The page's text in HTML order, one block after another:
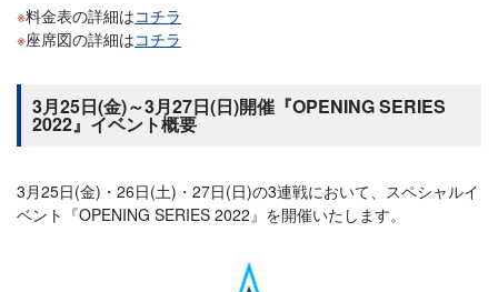
料金表の詳細はコチラ
座席図の詳細はコチラ
3月25日(金)～3月27日(日)開催『OPENING SERIES
2022』イベント概要
3月25日(金)・26日(土)・27日(日)の3連戦において、スペシャルイ
ベント『OPENING SERIES 2022』を開催いたします。